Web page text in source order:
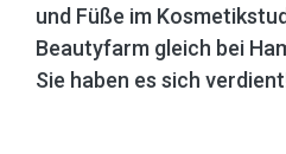
und Füße im
Beautyfarm gleich bei
Sie haben es sich